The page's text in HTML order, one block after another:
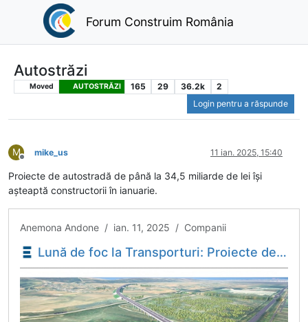
Forum Construim România
Autostrăzi
Moved AUTOSTRĂZI 165 29 36.2k
2
Login pentru a răspunde
M
Deconectat
mike_us 11 ian. 2025, 15:40
Proiecte de autostradă de până la 34,5 miliarde de lei își
așteaptă constructorii în ianuarie.
Anemona Andone / ian. 11, 2025 / Companii
Lună de foc la Transporturi: Proiecte de autostradă de până la 34,5 miliarde de lei își așteaptă constructorii în ianuarie - Economica.net